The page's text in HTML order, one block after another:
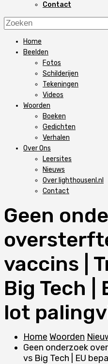
Contact
Home
Beelden
Fotos
Schilderijen
Tekeningen
Videos
Woorden
Boeken
Gedichten
Verhalen
Over Ons
Leersites
Nieuws
Over lighthousenl.nl
Contact
Geen
vaccins |
Big Tech |
lot
Home Woorden
Geen onderzoek
vs Big Tech | EU